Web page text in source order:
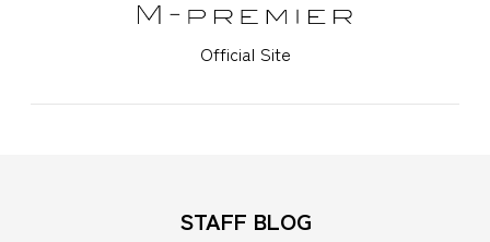
Official Site
STAFF BLOG